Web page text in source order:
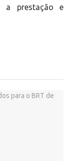
a prestação e